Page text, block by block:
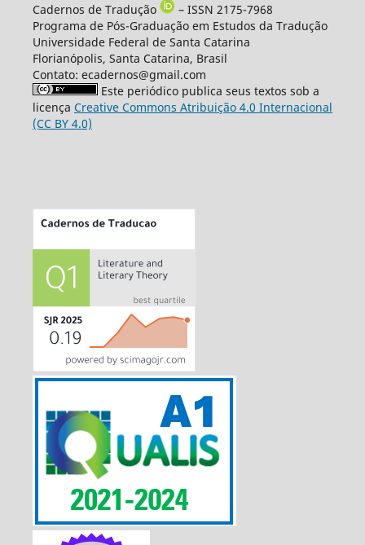
Cadernos de Tradução
– ISSN 2175-7968
Programa de Pós-Graduação em Estudos da Tradução
Universidade Federal de Santa Catarina
Florianópolis, Santa Catarina, Brasil
Contato: ecadernos@gmail.com
Este periódico publica seus textos sob a
licença Creative Commons Atribuição 4.0 Internacional
(CC BY 4.0)